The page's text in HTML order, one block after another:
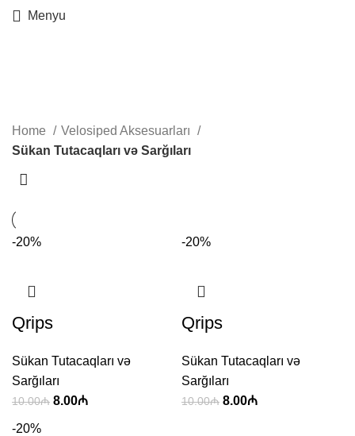
Menyu
Kateqoriyalar
Home
Velosiped Aksesuarları
Sükan Tutacaqları və Sarğıları
-20%
Qrips
Sükan Tutacaqları və
Sarğıları
10.00₼ 8.00₼
-20%
Qrips
Sükan Tutacaqları və
Sarğıları
10.00₼ 8.00₼
-20%